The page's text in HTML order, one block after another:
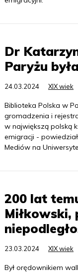
Dr
Paryżu
24.03.2024 XIX wiek
Biblioteka Polska w
gromadzenia i
w największą polską
emigracji -
Mediów na
200 lat
Miłkowski,
23.03.2024 XIX wiek
Był orędownikiem